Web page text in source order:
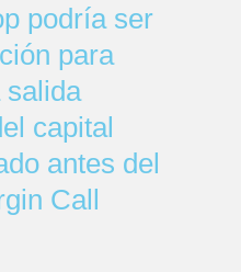
podría ser
para
salida
capital
antes del
Call